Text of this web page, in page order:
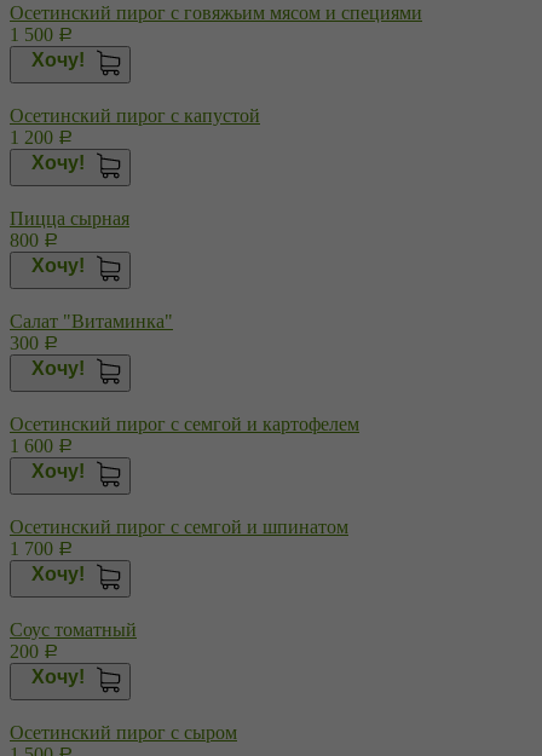
Осетинский пирог с говяжьим мясом и специями
1 500 Р
Хочу!
Осетинский пирог с капустой
1 200 Р
Хочу!
Пицца сырная
800 Р
Хочу!
Салат "Витаминка"
300 Р
Хочу!
Осетинский пирог с семгой и картофелем
1 600 Р
Хочу!
Осетинский пирог с семгой и шпинатом
1 700 Р
Хочу!
Соус томатный
200 Р
Хочу!
Осетинский пирог с сыром